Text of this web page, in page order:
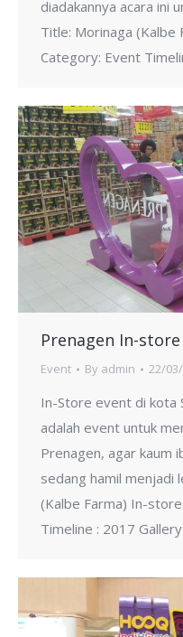
diadakannya acara ini
Title: Morinaga
Category: Event
Prenagen In-
Event By admin 22/
In-Store event di kota
adalah event untuk
Prenagen, agar kaum
sedang hamil menjadi
(Kalbe Farma) In-
Timeline : 2017 Gallery